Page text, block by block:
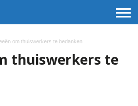
om thuiswerkers te bedanken
thuiswerkers te